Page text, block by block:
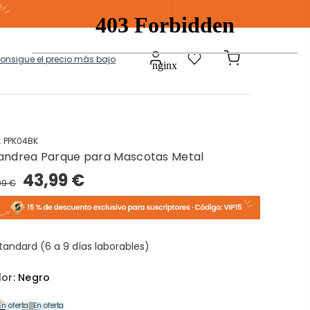
el precio más bajo
Modulares
Ropa Sucia Baules Ottoman
PPK04BK
Parque para Mascotas Metal
€ 43,99 €
(6 a 9 días laborables)
Negro
oferta En oferta